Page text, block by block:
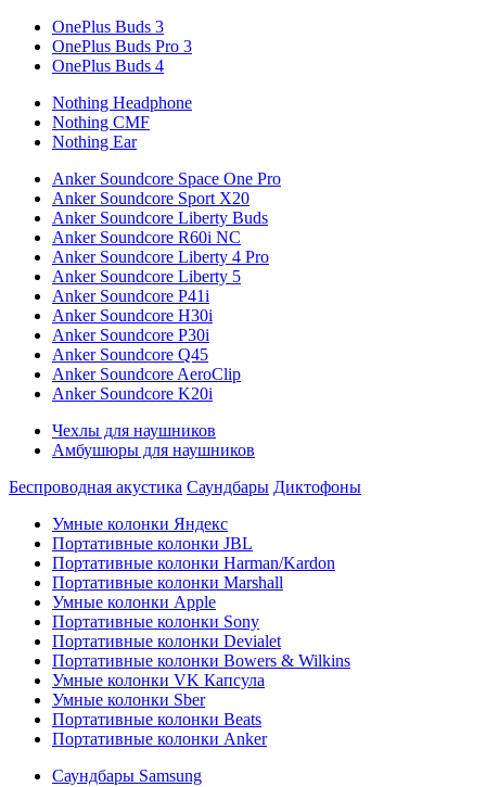
OnePlus Buds 3
OnePlus Buds Pro 3
OnePlus Buds 4
Nothing Headphone
Nothing CMF
Nothing Ear
Anker Soundcore Space One Pro
Anker Soundcore Sport X20
Anker Soundcore Liberty Buds
Anker Soundcore R60i NC
Anker Soundcore Liberty 4 Pro
Anker Soundcore Liberty 5
Anker Soundcore P41i
Anker Soundcore H30i
Anker Soundcore P30i
Anker Soundcore Q45
Anker Soundcore AeroClip
Anker Soundcore K20i
Чехлы для наушников
Амбушюры для наушников
Беспроводная акустика Саундбары Диктофоны
Умные колонки Яндекс
Портативные колонки JBL
Портативные колонки Harman/Kardon
Портативные колонки Marshall
Умные колонки Apple
Портативные колонки Sony
Портативные колонки Devialet
Портативные колонки Bowers & Wilkins
Умные колонки VK Капсула
Умные колонки Sber
Портативные колонки Beats
Портативные колонки Anker
Саундбары Samsung